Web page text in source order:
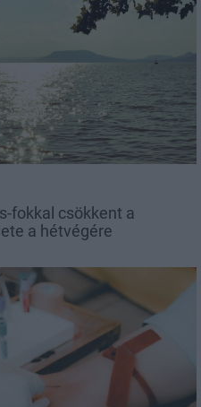
fokkal csökkent a
a hétvégére